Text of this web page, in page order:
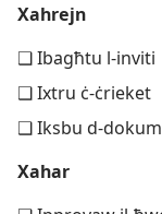
Xahrejn
❑ Ibagħtu l-​inviti
❑ Ixtru ċ-​ċrieket
❑ Iksbu d-​
Xahar